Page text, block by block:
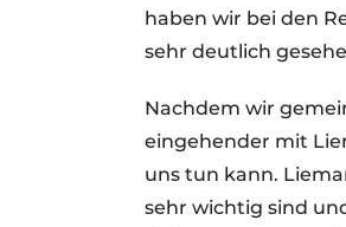
haben wir bei den
sehr deutlich
Nachdem wir
eingehender mit
uns tun kann.
sehr wichtig sind